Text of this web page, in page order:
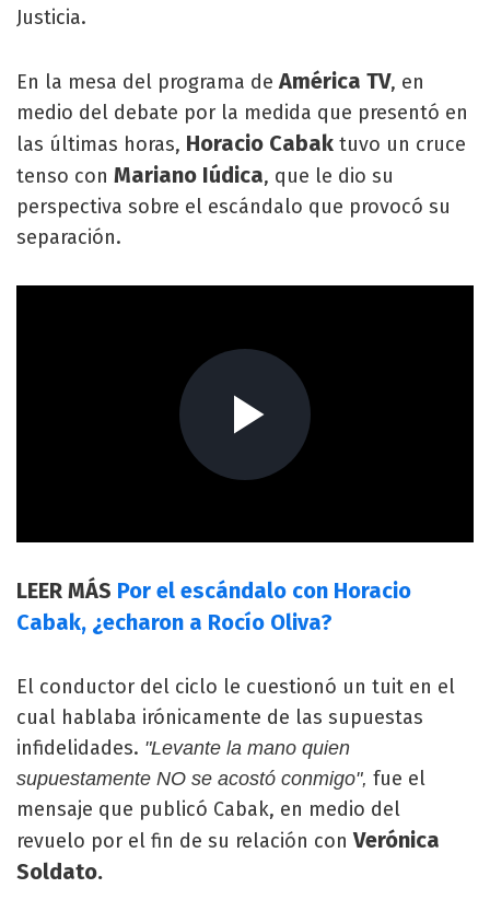
Justicia.
En la mesa del programa deAmérica TV, en
medio del debate por la medida que presentó en
las últimas horas, Horacio Cabak tuvo un cruce
tenso con Mariano Iúdica, que le dio su
perspectiva sobre el escándalo que provocó su
separación.
LEER MÁS Por el escándalo con Horacio
Cabak, ¿echaron a Rocío Oliva?
El conductor del ciclo le cuestionó un tuit en el
cual hablaba irónicamente de las supuestas
infidelidades. "Levante la mano quien
supuestamente NO se acostó conmigo", fue el
mensaje que publicó Cabak, en medio del
revuelo por el fin de su relación conVerónica
Soldato.